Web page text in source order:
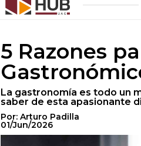
5 Razones
La gastronomía es todo un
saber de esta apasionante
Por: Arturo Padilla
01/Jun/2026